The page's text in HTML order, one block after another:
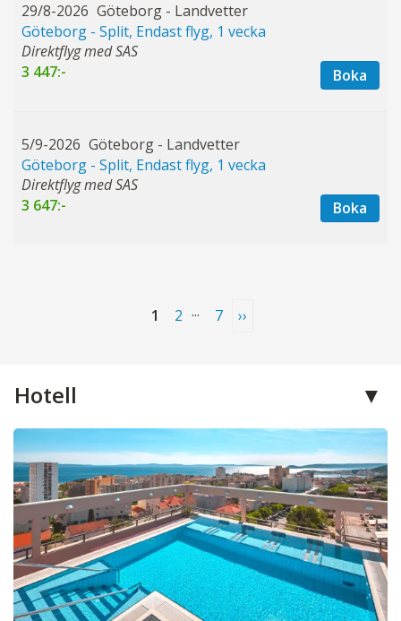
29/8-2026 Göteborg - Landvetter
Göteborg - Split, Endast flyg, 1 vecka
Direktflyg med SAS
3 447:-
Boka
5/9-2026 Göteborg - Landvetter
Göteborg - Split, Endast flyg, 1 vecka
Direktflyg med SAS
3 647:-
Boka
1 2 ... 7 ››
Hotell